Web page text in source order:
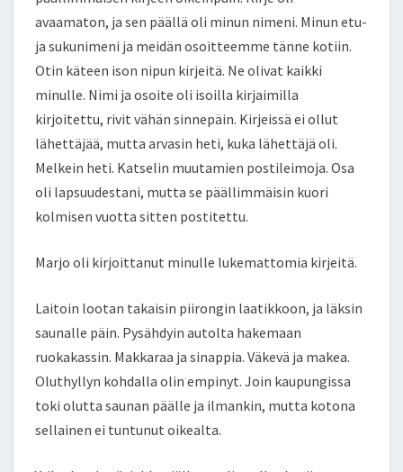
avaamaton, ja sen päällä oli minun nimeni. Minun etu-
ja sukunimeni ja meidän osoitteemme tänne kotiin.
Otin käteen ison nipun kirjeitä. Ne olivat kaikki
minulle. Nimi ja osoite oli isoilla kirjaimilla
kirjoitettu, rivit vähän sinnepäin. Kirjeissä ei ollut
lähettäjää, mutta arvasin heti, kuka lähettäjä oli.
Melkein heti. Katselin muutamien postileimoja. Osa
oli lapsuudestani, mutta se päällimmäisin kuori
kolmisen vuotta sitten postitettu.
Marjo oli kirjoittanut minulle lukemattomia kirjeitä.
Laitoin lootan takaisin piirongin laatikkoon, ja läksin
saunalle päin. Pysähdyin autolta hakemaan
ruokakassin. Makkaraa ja sinappia. Väkevä ja makea.
Oluthyllyn kohdalla olin empinyt. Join kaupungissa
toki olutta saunan päälle ja ilmankin, mutta kotona
sellainen ei tuntunut oikealta.